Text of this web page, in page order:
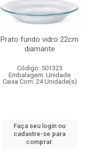
Prato fundo vidro 22cm
diamante
Código: 501323
Embalagem: Unidade
Caixa Com: 24 Unidade(s)
Faça seu login ou
cadastre-se para
comprar.